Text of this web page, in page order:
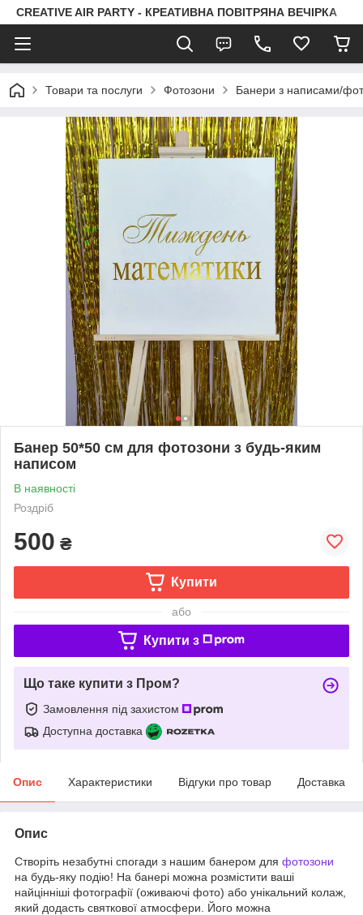
CREATIVE AIR PARTY - КРЕАТИВНА ПОВІТРЯНА ВЕЧІРКА
Товари та послуги Фотозони Банери з написами/
Банер 50*50 см для фотозони з будь-яким
написом
В наявності
Роздріб
500 ₴
Купити
або
Купити з
Що таке купити з Пром?
Замовлення під захистом
Доступна доставка
Опис Характеристики Відгуки про товар Доставка
Опис
Створіть незабутні спогади з нашим банером для фотозони
на будь-яку подію! На банері можна розмістити ваші
найцінніші фотографії (оживаючі фото) або унікальний колаж,
який додасть святкової атмосфери. Його можна